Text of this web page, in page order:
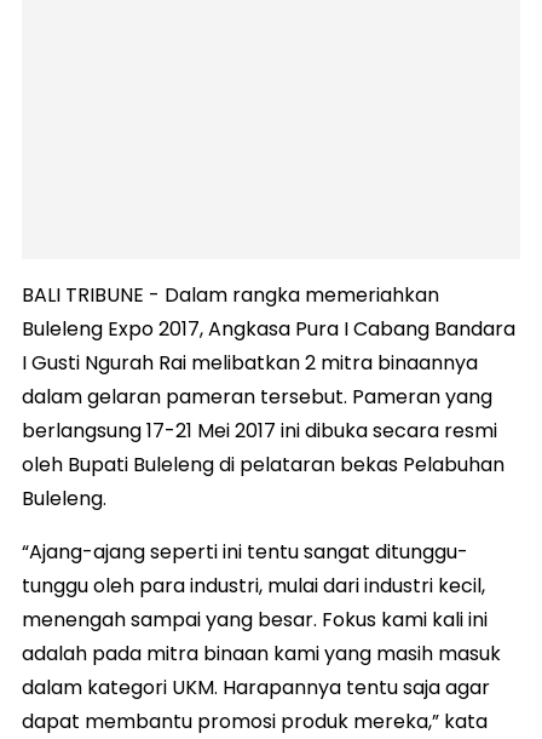
BALI TRIBUNE - Dalam rangka memeriahkan
Buleleng Expo 2017, Angkasa Pura I Cabang Bandara
I Gusti Ngurah Rai melibatkan 2 mitra binaannya
dalam gelaran pameran tersebut. Pameran yang
berlangsung 17-21 Mei 2017 ini dibuka secara resmi
oleh Bupati Buleleng di pelataran bekas Pelabuhan
Buleleng.
“Ajang-ajang seperti ini tentu sangat ditunggu-
tunggu oleh para industri, mulai dari industri kecil,
menengah sampai yang besar. Fokus kami kali ini
adalah pada mitra binaan kami yang masih masuk
dalam kategori UKM. Harapannya tentu saja agar
dapat membantu promosi produk mereka,” kata